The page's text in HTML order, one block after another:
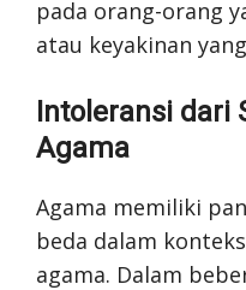
pada orang-orang
atau keyakinan
Intoleransi dari
Agama
Agama memiliki
beda dalam
agama. Dalam